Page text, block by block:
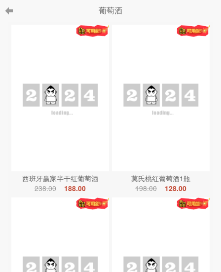
葡萄酒
西班牙赢家半干红葡萄酒
238.00
188.00
莫氏桃红葡萄酒1瓶
198.00
128.00